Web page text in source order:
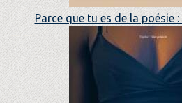
Parce que tu es de la poésie